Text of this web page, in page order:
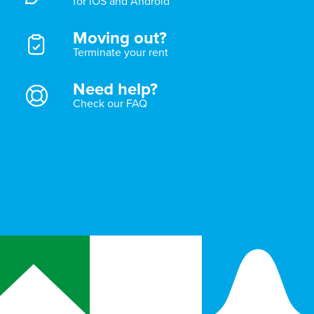
Moving out?
Terminate your rent
Need help?
Check our FAQ